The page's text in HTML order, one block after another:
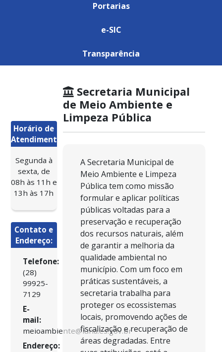
Portarias
e-SIC
Transparência
Horário de
Atendimento:
Segunda à
sexta, de
08h às 11h e
13h às 17h
Contato e
Endereço:
Telefone:
(28)
99925-
7129
E-
mail:
meioambiente@iuna.es.gov.br
Endereço:
Secretaria Municipal
de Meio Ambiente e
Limpeza Pública
A Secretaria Municipal de
Meio Ambiente e Limpeza
Pública tem como missão
formular e aplicar políticas
públicas voltadas para a
preservação e recuperação
dos recursos naturais, além
de garantir a melhoria da
qualidade ambiental no
município. Com um foco em
práticas sustentáveis, a
secretaria trabalha para
proteger os ecossistemas
locais, promovendo ações de
fiscalização e recuperação de
áreas degradadas. Entre